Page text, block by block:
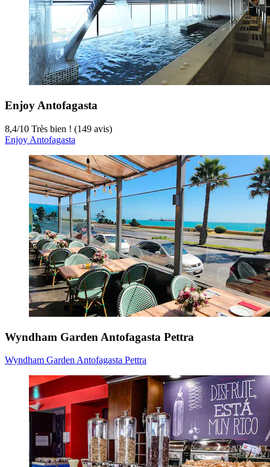
Enjoy Antofagasta
8,4/10 Très bien ! (149 avis)
Enjoy Antofagasta
Wyndham Garden Antofagasta Pettra
Wyndham Garden Antofagasta Pettra